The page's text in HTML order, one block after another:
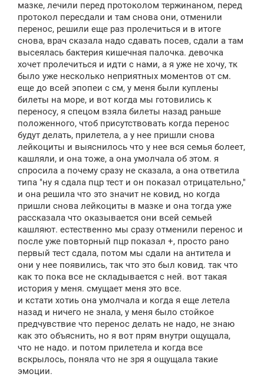
мазке, лечили перед протоколом тержинаном, перед
протокол пересдали и там снова они, отменили
перенос, решили еще раз пролечиться и в итоге
снова, врач сказала надо сдавать посев, сдали а там
высеялась бактерия кишечная палочка. девочка
хочет пролечиться и идти с нами, а я уже не хочу, тк
было уже несколько неприятных моментов от см.
еще до всей эпопеи с см, у меня были куплены
билеты на море, и вот когда мы готовились к
переносу, я спецом взяла билеты назад раньше
положенного, чтоб присутствовать когда перенос
будут делать, прилетела, а у нее пришли снова
лейкоциты и выяснилось что у нее вся семья болеет,
кашляли, и она тоже, а она умолчала об этом. я
спросила а почему сразу не сказала, а она ответила
типа "ну я сдала пцр тест и он показал отрицательно,"
и она решила что это значит не ковид, но когда
пришли снова лейкоциты в мазке и она тогда уже
рассказала что оказывается они всей семьей
кашляют. естественно мы сразу отменили перенос и
после уже повторный пцр показал +, просто рано
первый тест сдала, потом мы сдали на антитела и
они у нее появились, так что это был ковид. так что
как то пока все не складывается с ней. вот такая
история у меня. смущает меня это все.
и кстати хотиь она умолчала и когда я еще летела
назад и ничего не знала, у меня было стойкое
предчувствие что перенос делать не надо, не знаю
как это объяснить, но я вот прям внутри ощущала,
что не надо. и потом прилетела и когда все
вскрылось, поняла что не зря я ощущала такие
эмоции.